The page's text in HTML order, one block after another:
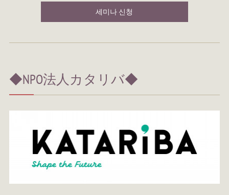
세미나 신청
◆NPO法人カタリバ◆